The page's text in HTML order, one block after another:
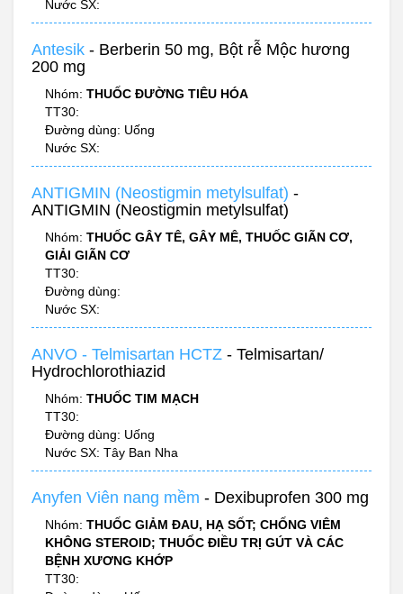
Nước SX:
Antesik - Berberin 50 mg, Bột rễ Mộc hương
200 mg
Nhóm: THUỐC ĐƯỜNG TIÊU HÓA
TT30:
Đường dùng: Uống
Nước SX:
ANTIGMIN (Neostigmin metylsulfat) -
ANTIGMIN (Neostigmin metylsulfat)
Nhóm: THUỐC GÂY TÊ, GÂY MÊ, THUỐC GIÃN CƠ,
GIẢI GIÃN CƠ
TT30:
Đường dùng:
Nước SX:
ANVO - Telmisartan HCTZ - Telmisartan/
Hydrochlorothiazid
Nhóm: THUỐC TIM MẠCH
TT30:
Đường dùng: Uống
Nước SX: Tây Ban Nha
Anyfen Viên nang mềm - Dexibuprofen 300 mg
Nhóm: THUỐC GIẢM ĐAU, HẠ SỐT; CHỐNG VIÊM
KHÔNG STEROID; THUỐC ĐIỀU TRỊ GÚT VÀ CÁC
BỆNH XƯƠNG KHỚP
TT30: